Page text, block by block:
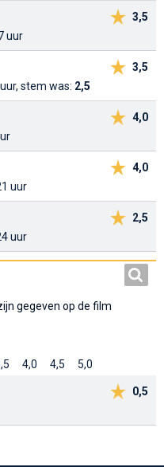
3,5
uur
3,5
stem was: 2,5
4,0
4,0
uur
2,5
uur
gegeven op de film
4,0 4,5 5,0
0,5